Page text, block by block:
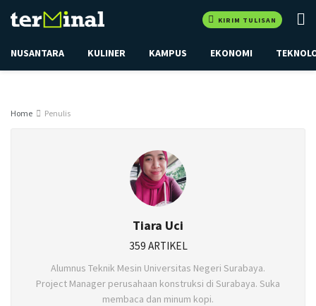
KIRIM TULISAN
NUSANTARA KULINER KAMPUS EKONOMI
Home Penulis
Tiara Uci
359 ARTIKEL
Alumnus Teknik Mesin Universitas Negeri Surabaya.
Project Manager perusahaan konstruksi di Surabaya. Suka
membaca dan minum kopi.